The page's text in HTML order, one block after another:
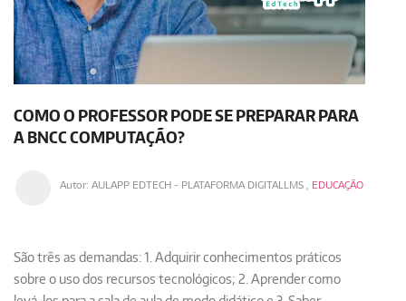
COMO O PROFESSOR PODE SE PREPARAR PARA
A BNCC COMPUTAÇÃO?
Autor: AULAPP EDTECH - PLATAFORMA DIGITALLMS EDUCAÇÃO
São três as demandas: 1. Adquirir conhecimentos práticos
sobre o uso dos recursos tecnológicos; 2. Aprender como